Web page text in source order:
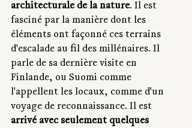
architecturale de la nature. Il est
fasciné par la manière dont les
éléments ont façonné ces terrains
d'escalade au fil des millénaires. Il
parle de sa dernière visite en
Finlande, ou Suomi comme
l'appellent les locaux, comme d'un
voyage de reconnaissance. Il est
arrivé avec seulement quelques